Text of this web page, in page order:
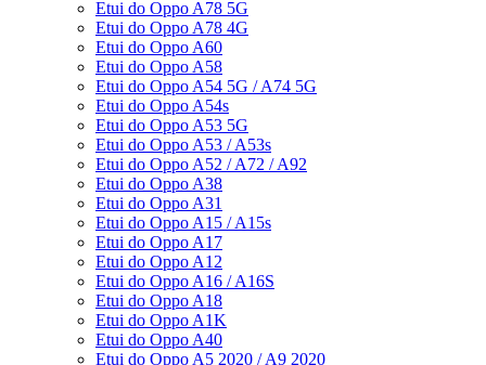
Etui do Oppo A78 5G
Etui do Oppo A78 4G
Etui do Oppo A60
Etui do Oppo A58
Etui do Oppo A54 5G / A74 5G
Etui do Oppo A54s
Etui do Oppo A53 5G
Etui do Oppo A53 / A53s
Etui do Oppo A52 / A72 / A92
Etui do Oppo A38
Etui do Oppo A31
Etui do Oppo A15 / A15s
Etui do Oppo A17
Etui do Oppo A12
Etui do Oppo A16 / A16S
Etui do Oppo A18
Etui do Oppo A1K
Etui do Oppo A40
Etui do Oppo A5 2020 / A9 2020